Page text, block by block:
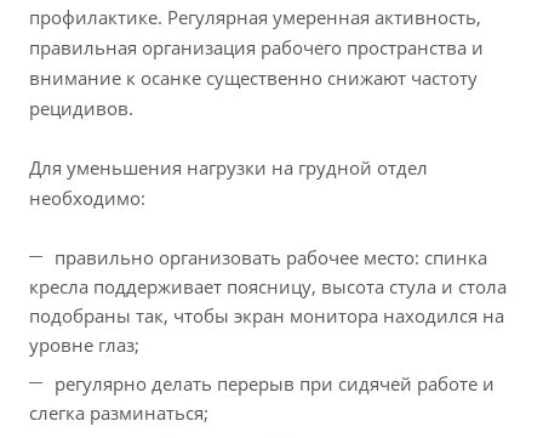
профилактике. Регулярная умеренная активность,
правильная организация рабочего пространства и
внимание к осанке существенно снижают частоту
рецидивов.
Для уменьшения нагрузки на грудной отдел
необходимо:
правильно организовать рабочее место: спинка
кресла поддерживает поясницу, высота стула и стола
подобраны так, чтобы экран монитора находился на
уровне глаз;
регулярно делать перерыв при сидячей работе и
слегка разминаться;